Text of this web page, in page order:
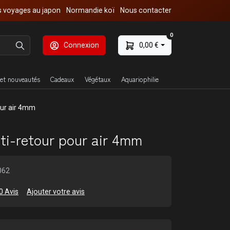
voyages au japon Normandie koï Nous contacter
Connexion 0,00 €
0
nouveautés Cadeaux Végétaux Aquariophilie
air 4mm
retour pour air 4mm
Avis Ajouter votre avis